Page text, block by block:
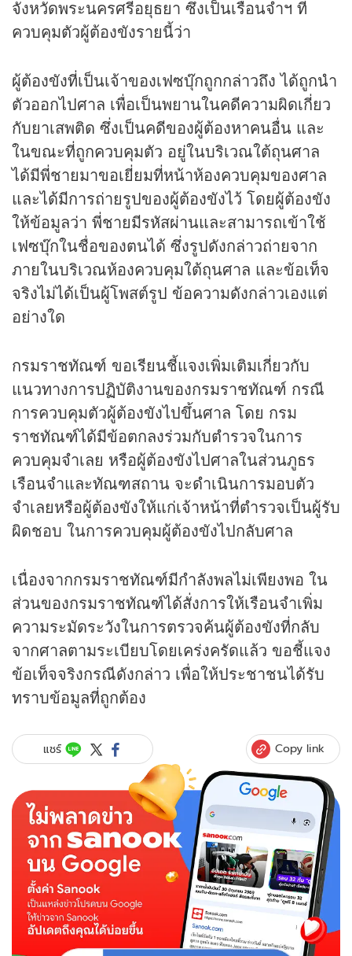
จังหวัดพระนครศรีอยุธยา ซึ่งเป็นเรือนจำฯ ที่
ควบคุมตัวผู้ต้องขังรายนี้ว่า
ผู้ต้องขังที่เป็นเจ้าของเฟซบุ๊กถูกกล่าวถึง ได้ถูกนำ
ตัวออกไปศาล เพื่อเป็นพยานในคดีความผิดเกี่ยว
กับยาเสพติด ซึ่งเป็นคดีของผู้ต้องหาคนอื่น และ
ในขณะที่ถูกควบคุมตัว อยู่ในบริเวณใต้ถุนศาล
ได้มีพี่ชายมาขอเยี่ยมที่หน้าห้องควบคุมของศาล
และได้มีการถ่ายรูปของผู้ต้องขังไว้ โดยผู้ต้องขัง
ให้ข้อมูลว่า พี่ชายมีรหัสผ่านและสามารถเข้าใช้
เฟซบุ๊กในชื่อของตนได้ ซึ่งรูปดังกล่าวถ่ายจาก
ภายในบริเวณห้องควบคุมใต้ถุนศาล และข้อเท็จ
จริงไม่ได้เป็นผู้โพสต์รูป ข้อความดังกล่าวเองแต่
อย่างใด
กรมราชทัณฑ์ ขอเรียนชี้แจงเพิ่มเติมเกี่ยวกับ
แนวทางการปฏิบัติงานของกรมราชทัณฑ์ กรณี
การควบคุมตัวผู้ต้องขังไปขึ้นศาล โดย กรม
ราชทัณฑ์ได้มีข้อตกลงร่วมกับตำรวจในการ
ควบคุมจำเลย หรือผู้ต้องขังไปศาลในส่วนภูธร
เรือนจำและทัณฑสถาน จะดำเนินการมอบตัว
จำเลยหรือผู้ต้องขังให้แก่เจ้าหน้าที่ตำรวจเป็นผู้รับ
ผิดชอบ ในการควบคุมผู้ต้องขังไปกลับศาล
เนื่องจากกรมราชทัณฑ์มีกำลังพลไม่เพียงพอ ใน
ส่วนของกรมราชทัณฑ์ได้สั่งการให้เรือนจำเพิ่ม
ความระมัดระวังในการตรวจค้นผู้ต้องขังที่กลับ
จากศาลตามระเบียบโดยเคร่งครัดแล้ว ขอชี้แจง
ข้อเท็จจริงกรณีดังกล่าว เพื่อให้ประชาชนได้รับ
ทราบข้อมูลที่ถูกต้อง
แชร์ Copy link